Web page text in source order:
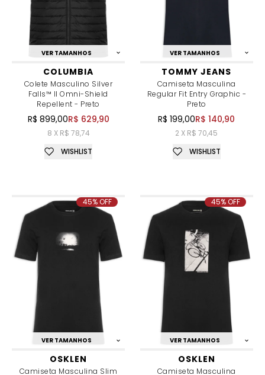
VER TAMANHOS
COLUMBIA
Colete Masculino Silver
Falls™ II Omni-Shield
Repellent - Preto
R$ 899,00R$ 629,90
8 X R$ 78,74
WISHLIST
VER TAMANHOS
TOMMY JEANS
Camiseta Masculina
Regular Fit Entry Graphic -
Preto
R$ 199,00R$ 140,90
2 X R$ 70,45
WISHLIST
VER TAMANHOS
OSKLEN
Camiseta Masculina Slim
45% OFF
VER TAMANHOS
OSKLEN
Camiseta Masculina
45% OFF